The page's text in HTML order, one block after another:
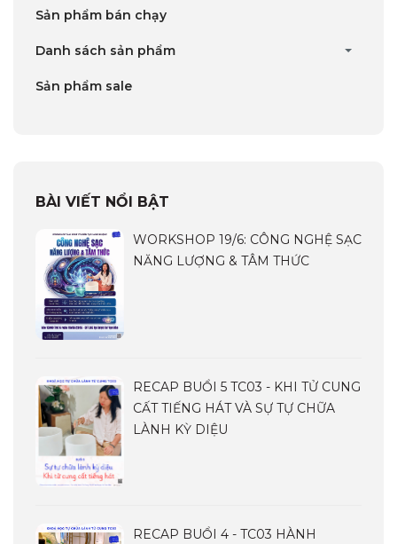
Sản phẩm bán chạy
Danh sách sản phẩm
Sản phẩm sale
BÀI VIẾT NỔI BẬT
WORKSHOP 19/6: CÔNG NGHỆ SẠC
NĂNG LƯỢNG & TÂM THỨC
RECAP BUỔI 5 TC03 - KHI TỬ CUNG
CẤT TIẾNG HÁT VÀ SỰ TỰ CHỮA
LÀNH KỲ DIỆU
RECAP BUỔI 4 - TC03 HÀNH